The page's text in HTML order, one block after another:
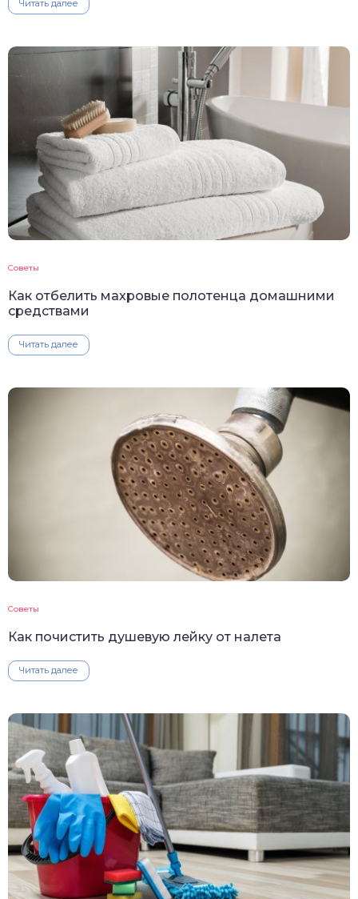
Читать далее
Советы
Как отбелить махровые полотенца домашними
средствами
Читать далее
Советы
Как почистить душевую лейку от налета
Читать далее